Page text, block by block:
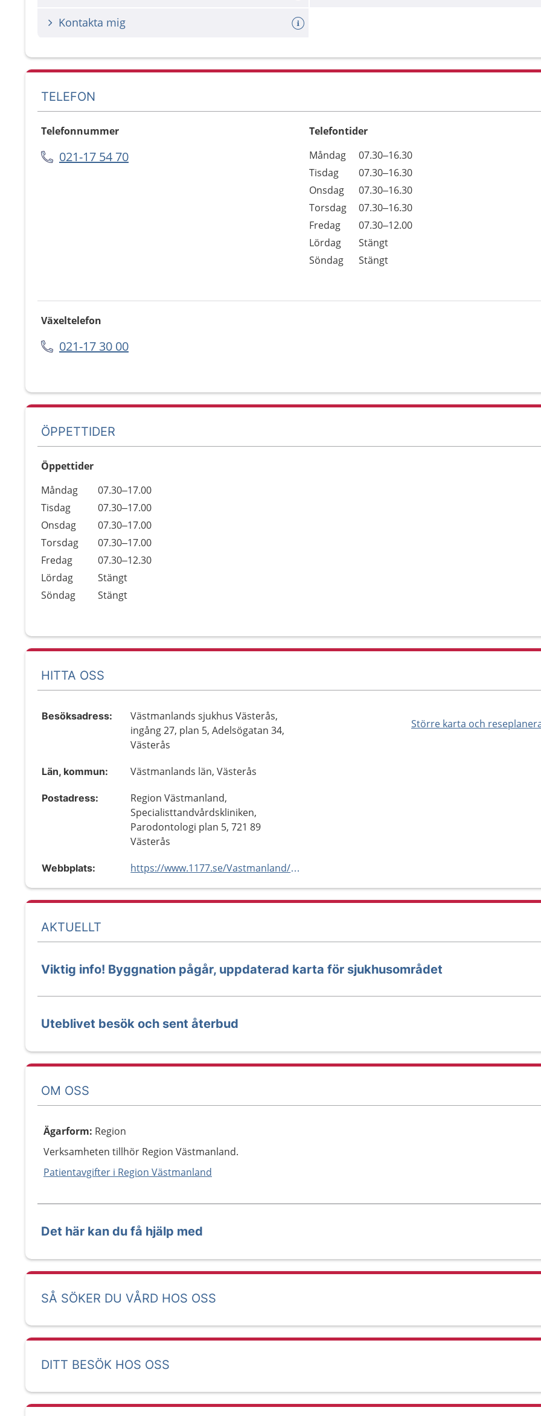
Kontakta mig
TELEFON
Telefonnummer
021-17 54 70
Telefontider
Dag
Öppettider
Kommentarer
Måndag
07.30–16.30
Tisdag
07.30–16.30
Onsdag
07.30–16.30
Torsdag
07.30–16.30
Fredag
07.30–12.00
Lördag
Stängt
Söndag
Stängt
Växeltelefon
021-17 30 00
ÖPPETTIDER
Öppettider
Dag
Öppettider
Kommentarer
Måndag
07.30–17.00
Tisdag
07.30–17.00
Onsdag
07.30–17.00
Torsdag
07.30–17.00
Fredag
07.30–12.30
Lördag
Stängt
Söndag
Stängt
HITTA OSS
Större karta och
Besöksadress:
Västmanlands sjukhus Västerås,
ingång 27, plan 5, Adelsögatan 34,
Västerås
Län, kommun: Västmanlands län, Västerås
Postadress:
Region Västmanland,
Specialisttandvårdskliniken,
Parodontologi plan 5, 721 89
Västerås
Webbplats: https://www.1177.se/Vastmanland/hitta-vard/kontaktkort/Parodontologi-1/
AKTUELLT
Viktig info! Byggnation pågår, uppdaterad karta för sjukhusområdet
Uteblivet besök och sent återbud
OM OSS
Ägarform: Region
Verksamheten tillhör Region Västmanland.
Patientavgifter i Region Västmanland
Det här kan du få hjälp med
SÅ SÖKER DU VÅRD HOS OSS
DITT BESÖK HOS OSS